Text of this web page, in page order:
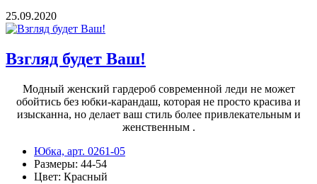
25.09.2020
Взгляд будет Ваш!
Модный женский гардероб современной леди не может
обойтись без юбки-карандаш, которая не просто красива и
изысканна, но делает ваш стиль более привлекательным и
женственным .
Юбка, арт. 0261-05
Размеры: 44-54
Цвет: Красный